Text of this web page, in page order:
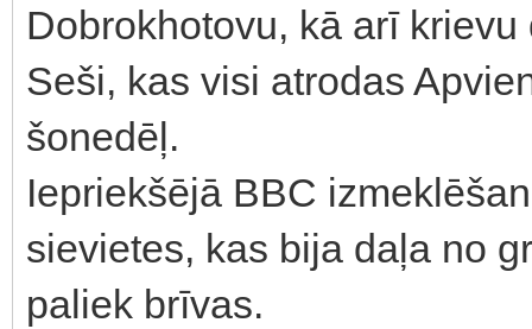
Dobrokhotovu, kā arī
Seši, kas visi atrodas
šonedēļ.
Iepriekšējā BBC
sievietes, kas bija daļa no
paliek brīvas.